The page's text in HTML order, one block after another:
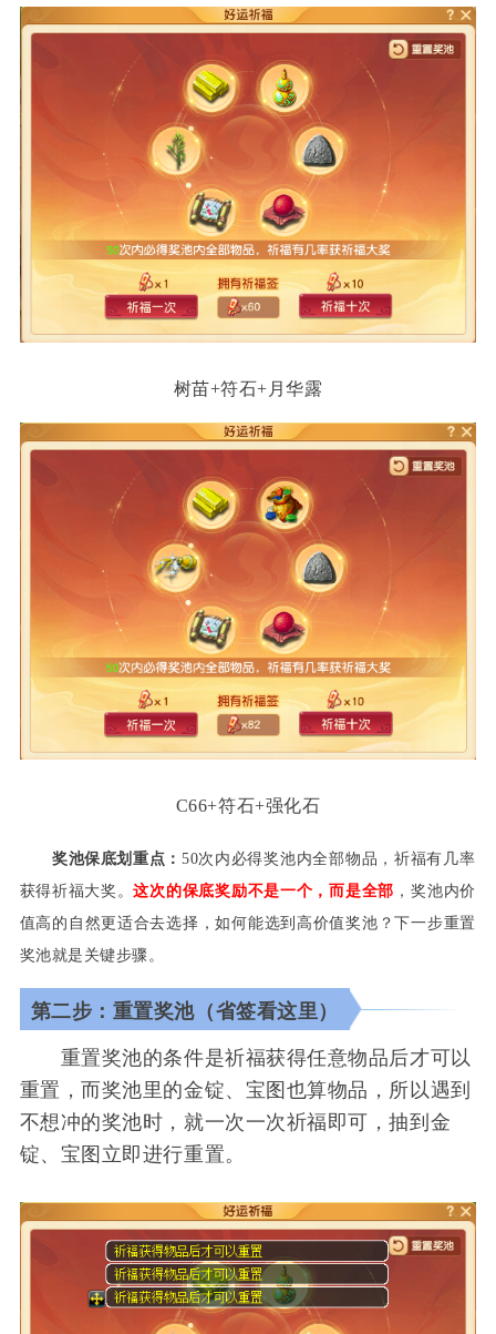
树苗+符石+月华露
C66+符石+强化石
奖池保底划重点：50次内必得奖池内全部物品，祈福有几率
获得祈福大奖。这次的保底奖励不是一个，而是全部 ，奖池内价
值高的自然更适合去选择，如何能选到高价值奖池？下一步重置
奖池就是关键步骤。
第二步：重置奖池（省签看这里）
重置奖池的条件是祈福获得任意物品后才可以
重置，而奖池里的金锭、宝图也算物品，所以遇到
不想冲的奖池时，就一次一次祈福即可，抽到金
锭、宝图立即进行重置。